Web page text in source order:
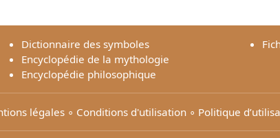
Dictionnaire des symboles
Encyclopédie de la mythologie
Encyclopédie philosophique
légales∘ Conditions d'utilisation∘ Politique